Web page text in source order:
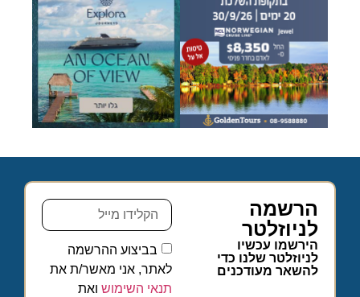
הרשמה
לניוזלטר
הירשמו עכשיו
לניוזלטר שלנו כדי
להשאר מעודכנים
בביצוע ההרשמה
לאתר, אני מאשר/ת את
תנאי השימוש ואת